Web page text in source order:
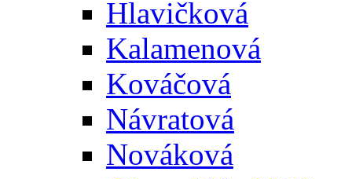
Hlavičková
Kalamenová
Kováčová
Návratová
Nováková